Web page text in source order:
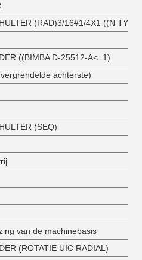
(RAD)3/16#1/4X1 ((N TYPE)
((BIMBA D-25512-A<=1)
achterste)
(SEQ)
van de machinebasis
(ROTATIE UIC RADIAL)